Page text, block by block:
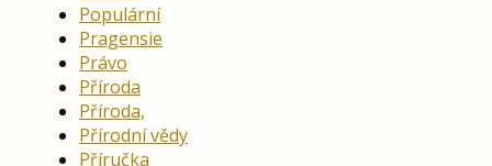
Populární
Pragensie
Právo
Příroda
Příroda,
Přírodní vědy
Příručka